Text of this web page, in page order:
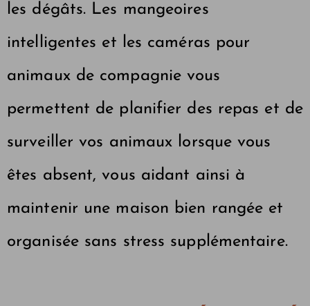
les dégâts. Les mangeoires
intelligentes et les caméras pour
animaux de compagnie vous
permettent de planifier des repas et de
surveiller vos animaux lorsque vous
êtes absent, vous aidant ainsi à
maintenir une maison bien rangée et
organisée sans stress supplémentaire.